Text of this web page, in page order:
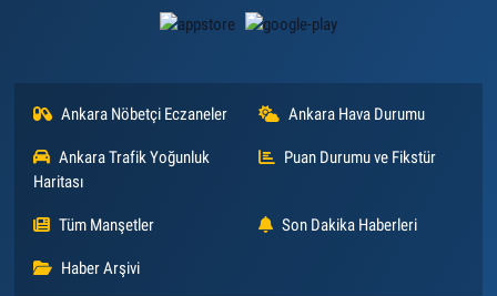
Ankara Nöbetçi Eczaneler Ankara Hava Durumu
Ankara Trafik Yoğunluk
Haritası
Puan Durumu ve Fikstür
Tüm Manşetler Son Dakika Haberleri
Haber Arşivi